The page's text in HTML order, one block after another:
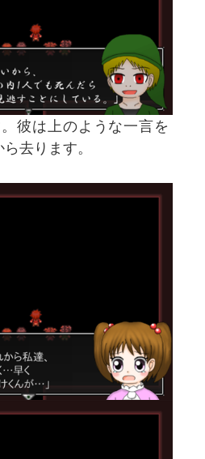
彼は上のような一言を
去ります。